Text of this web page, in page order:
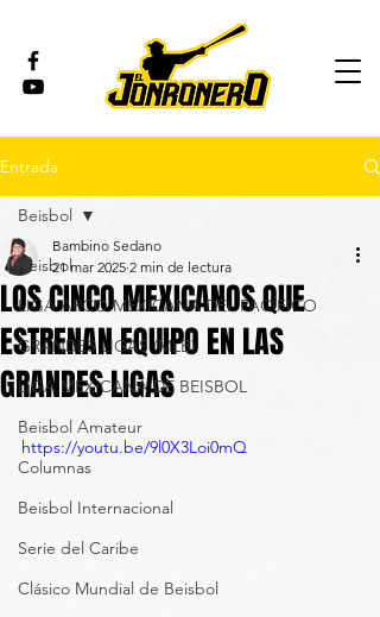
Entrada
Beisbol
LIGA ARCO MEXICANA DEL PACÍFICO
GRANDES LIGAS (MLB)
LIGA MEXICANA DE BEISBOL
Beisbol Amateur
Columnas
Beisbol Internacional
Serie del Caribe
Clásico Mundial de Beisbol
Beisbol
LOS CINCO MEXICANOS QUE
ESTRENAN EQUIPO EN LAS
GRANDES LIGAS
Bambino Sedano
21 mar 2025 2 min de lectura
https://youtu.be/9l0X3Loi0mQ